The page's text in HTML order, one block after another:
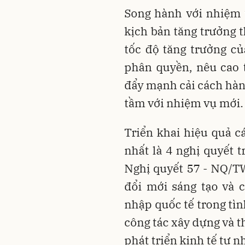
Song hành với
kịch bản tăng trưởng
tốc độ tăng trưởng
phân quyền, nêu
đẩy mạnh cải cách
tầm với nhiệm vụ mới.
Triển khai hiệu quả
nhất là 4 nghị quyết
Nghị quyết 57 - NQ/
đổi mới sáng tạo và
nhập quốc tế trong
công tác xây dựng và
phát triển kinh tế tư